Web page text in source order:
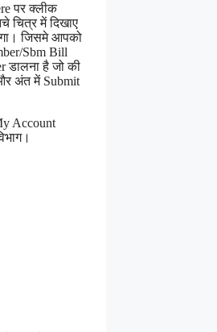
पर क्लीक
चित्र में दिखाए
जिसमे आपको
Sbm Bill
डालना है जो की
अंत में Submit